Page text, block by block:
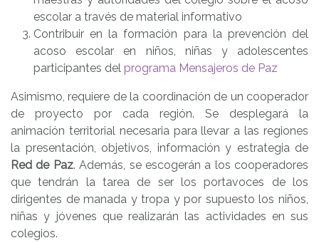
escolar a través de material informativo
Contribuir en la formación para la prevención del
acoso escolar en niños, niñas y adolescentes
participantes del programa Mensajeros de Paz
Asimismo, requiere de la coordinación de un cooperador
de proyecto por cada región. Se desplegará la
animación territorial necesaria para llevar a las regiones
la presentación, objetivos, información y estrategia de
Red de Paz. Además, se escogerán a los cooperadores
que tendrán la tarea de ser los portavoces de los
dirigentes de manada y tropa y por supuesto los niños,
niñas y jóvenes que realizarán las actividades en sus
colegios.